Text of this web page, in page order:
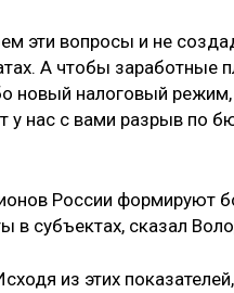
эти вопросы и не
А чтобы заработные
новый налоговый
у нас с вами разрыв по
России формируют
в субъектах, сказал
из этих